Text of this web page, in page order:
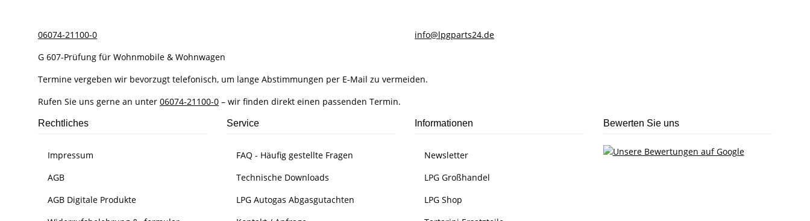
06074-21100-0
info@lpgparts24.de
G 607-Prüfung für Wohnmobile & Wohnwagen
Termine vergeben wir bevorzugt telefonisch, um lange Abstimmungen per E-Mail zu vermeiden.
Rufen Sie uns gerne an unter 06074-21100-0 – wir finden direkt einen passenden Termin.
Rechtliches
Impressum
AGB
AGB Digitale Produkte
Service
FAQ - Häufig gestellte Fragen
Technische Downloads
LPG Autogas Abgasgutachten
Informationen
Newsletter
LPG Großhandel
LPG Shop
Bewerten Sie uns